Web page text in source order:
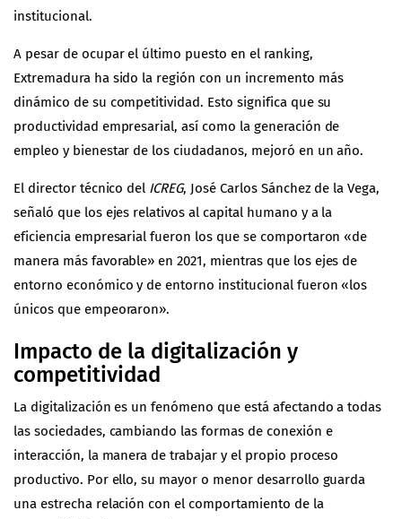
institucional.
A pesar de ocupar el último puesto en el ranking,
Extremadura ha sido la región con un incremento más
dinámico de su competitividad. Esto significa que su
productividad empresarial, así como la generación de
empleo y bienestar de los ciudadanos, mejoró en un año.
El director técnico del ICREG, José Carlos Sánchez de la Vega,
señaló que los ejes relativos al capital humano y a la
eficiencia empresarial fueron los que se comportaron «de
manera más favorable» en 2021, mientras que los ejes de
entorno económico y de entorno institucional fueron «los
únicos que empeoraron».
Impacto de la digitalización y
competitividad
La digitalización es un fenómeno que está afectando a todas
las sociedades, cambiando las formas de conexión e
interacción, la manera de trabajar y el propio proceso
productivo. Por ello, su mayor o menor desarrollo guarda
una estrecha relación con el comportamiento de la